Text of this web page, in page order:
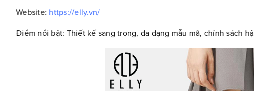
Website: https://elly.vn/
Điểm nổi bật: Thiết kế sang trọng, đa dạng mẫu mã, chính sách